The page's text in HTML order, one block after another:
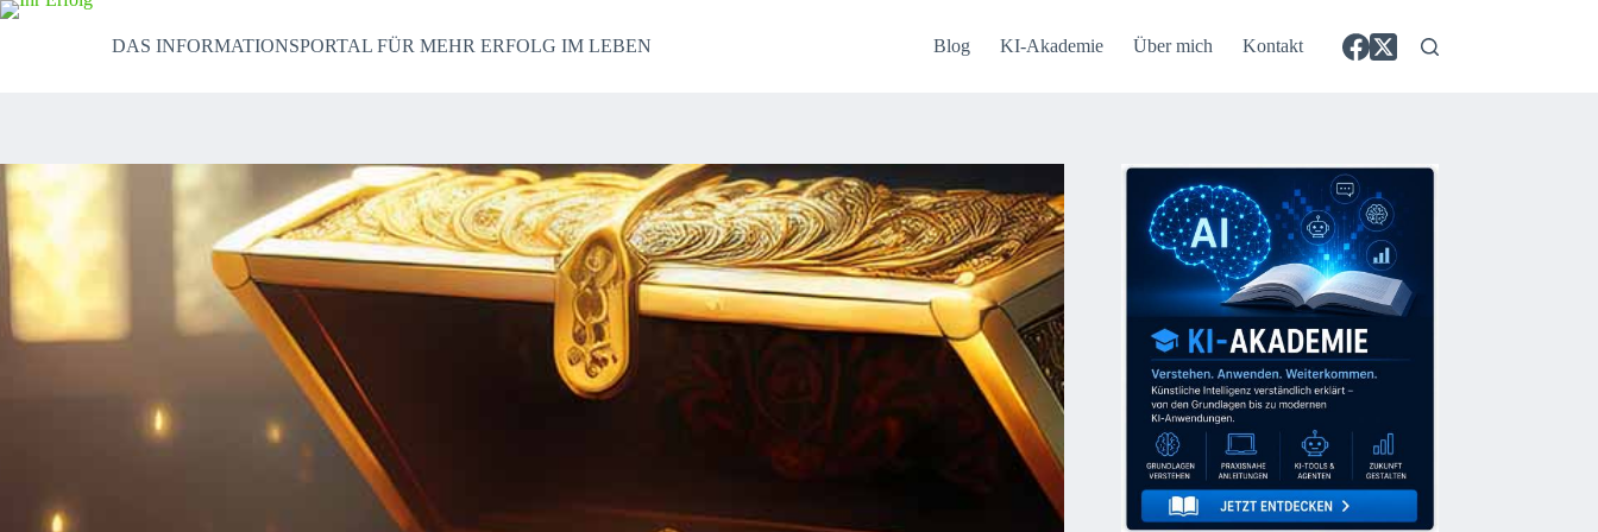
Zum
DAS INFORMATIONSPORTAL FÜR MEHR ERFOLG IM LEBEN Blog KI-Akademie Über mich Kontakt